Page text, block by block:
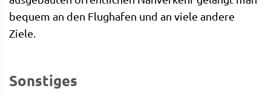
bequem an den Flughafen und an viele andere
Ziele.
Sonstiges